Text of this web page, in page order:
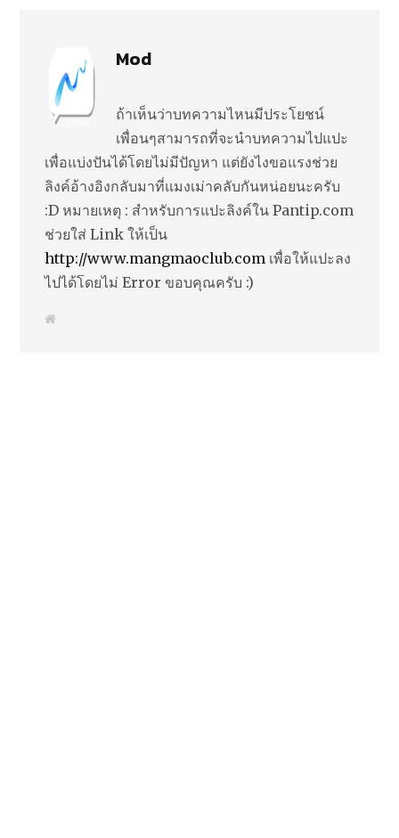
Mod
ถ้าเห็นว่าบทความไหนมีประโยชน์
เพื่อนๆสามารถที่จะนำบทความไปแปะ
เพื่อแบ่งปันได้โดยไม่มีปัญหา แต่ยังไงขอแรงช่วย
ลิงค์อ้างอิงกลับมาที่แมงเม่าคลับกันหน่อยนะครับ
:D หมายเหตุ : สำหรับการแปะลิงค์ใน Pantip.com
ช่วยใส่ Link ให้เป็น
http://www.mangmaoclub.com เพื่อให้แปะลง
ไปได้โดยไม่ Error ขอบคุณครับ :)